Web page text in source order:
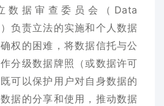
数据审查委员会（Data
负责立法的实施和个人数据
权的困难，将数据信托与公
分级数据牌照（或数据许可
可以保护用户对自身数据的
据的分享和使用，推动数据